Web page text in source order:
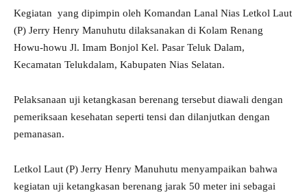
Kegiatan yang dipimpin oleh Komandan Lanal Nias Letkol Laut
(P) Jerry Henry Manuhutu dilaksanakan di Kolam Renang
Howu-howu Jl. Imam Bonjol Kel. Pasar Teluk Dalam,
Kecamatan Telukdalam, Kabupaten Nias Selatan.
Pelaksanaan uji ketangkasan berenang tersebut diawali dengan
pemeriksaan kesehatan seperti tensi dan dilanjutkan dengan
pemanasan.
Letkol Laut (P) Jerry Henry Manuhutu menyampaikan bahwa
kegiatan uji ketangkasan berenang jarak 50 meter ini sebagai